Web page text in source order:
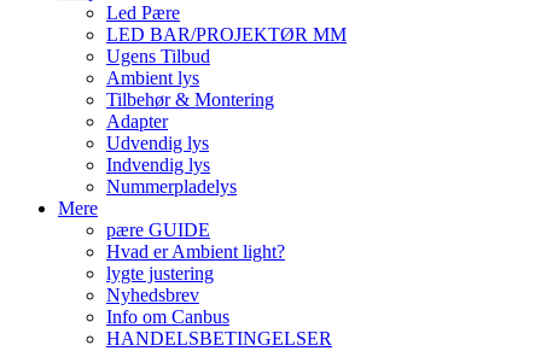
Led Pære
LED BAR/PROJEKTØR MM
Ugens Tilbud
Ambient lys
Tilbehør & Montering
Adapter
Udvendig lys
Indvendig lys
Nummerpladelys
Mere
pære GUIDE
Hvad er Ambient light?
lygte justering
Nyhedsbrev
Info om Canbus
HANDELSBETINGELSER